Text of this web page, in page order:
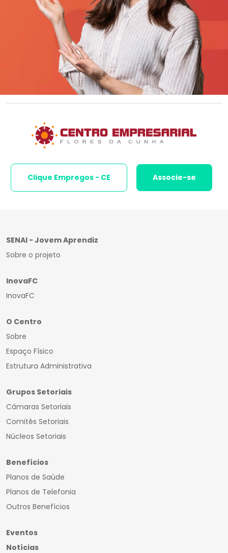
Clique Empregos - CE Associe-se
SENAI - Jovem Aprendiz
Sobre o projeto
InovaFC
InovaFC
O Centro
Sobre
Espaço Físico
Estrutura Administrativa
Grupos Setoriais
Câmaras Setoriais
Comitês Setoriais
Núcleos Setoriais
Benefícios
Planos de Saúde
Planos de Telefonia
Outros Benefícios
Eventos
Notícias